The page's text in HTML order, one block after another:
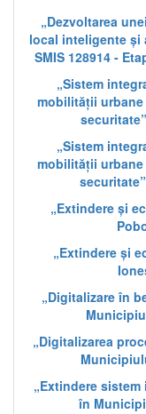
„Dezvoltarea
local inteligente și
SMIS 128914 -
„Sistem
mobilității
„Sistem
mobilității
„Extindere și
„Extindere și
„Digitalizare în
„Digitalizarea
„Extindere
în